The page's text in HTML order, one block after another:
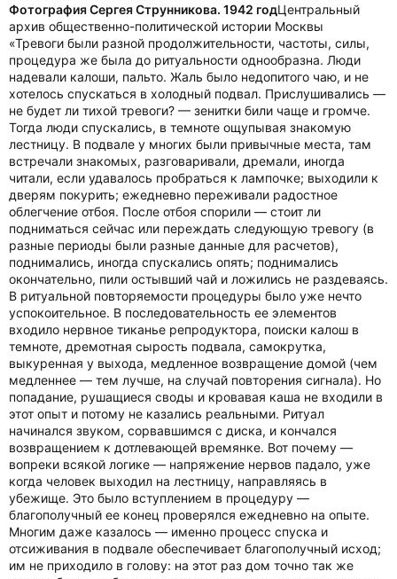
Фотография Сергея Струнникова. 1942 годЦентральный
архив общественно-политической истории Москвы
«Тревоги были разной продолжительности, частоты, силы,
процедура же была до ритуальности однообразна. Люди
надевали калоши, пальто. Жаль было недопитого чаю, и не
хотелось спускаться в холодный подвал. Прислушивались —
не будет ли тихой тревоги? — зенитки били чаще и громче.
Тогда люди спускались, в темноте ощупывая знакомую
лестницу. В подвале у многих были привычные места, там
встречали знакомых, разговаривали, дремали, иногда
читали, если удавалось пробраться к лампочке; выходили к
дверям покурить; ежедневно переживали радостное
облегчение отбоя. После отбоя спорили — стоит ли
подниматься сейчас или переждать следующую тревогу (в
разные периоды были разные данные для расчетов),
поднимались, иногда спускались опять; поднимались
окончательно, пили остывший чай и ложились не раздеваясь.
В ритуальной повторяемости процедуры было уже нечто
успокоительное. В последовательность ее элементов
входило нервное тиканье репродуктора, поиски калош в
темноте, дремотная сырость подвала, самокрутка,
выкуренная у выхода, медленное возвращение домой (чем
медленнее — тем лучше, на случай повторения сигнала). Но
попадание, рушащиеся своды и кровавая каша не входили в
этот опыт и потому не казались реальными. Ритуал
начинался звуком, сорвавшимся с диска, и кончался
возвращением к дотлевающей времянке. Вот почему —
вопреки всякой логике — напряжение нервов падало, уже
когда человек выходил на лестницу, направляясь в
убежище. Это было вступлением в процедуру —
благополучный ее конец проверялся ежедневно на опыте.
Многим даже казалось — именно процесс спуска и
отсиживания в подвале обеспечивает благополучный исход;
им не приходило в голову: на этот раз дом точно так же